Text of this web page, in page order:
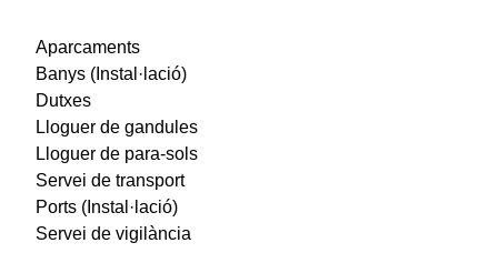
Aparcaments
Banys (Instal·lació)
Dutxes
Lloguer de gandules
Lloguer de para-sols
Servei de transport
Ports (Instal·lació)
Servei de vigilància